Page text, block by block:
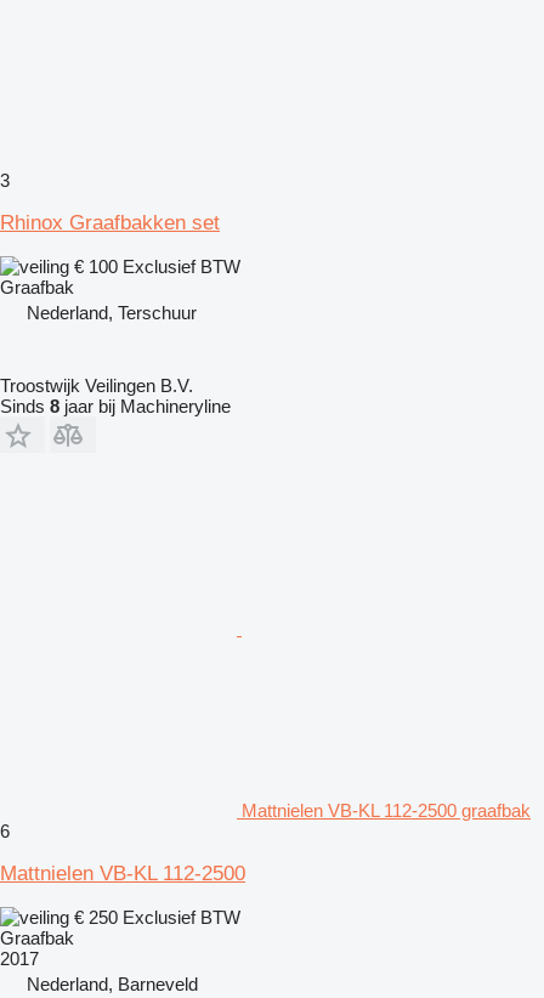
3
Rhinox Graafbakken set
€ 100 Exclusief BTW
Graafbak
Nederland, Terschuur
Troostwijk Veilingen B.V.
Sinds 8 jaar bij Machineryline
Mattnielen VB-KL 112-2500 graafbak
6
Mattnielen VB-KL 112-2500
€ 250 Exclusief BTW
Graafbak
2017
Nederland, Barneveld